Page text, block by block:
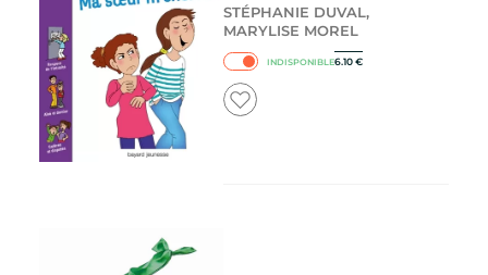
STÉPHANIE DUVAL,
MARYLISE MOREL
INDISPONIBLE6.10 €